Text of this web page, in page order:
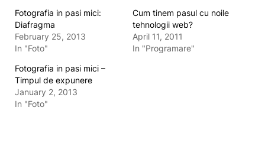
Fotografia in pasi mici:
Diafragma
February 25, 2013
In "Foto"
Cum tinem pasul cu noile
tehnologii web?
April 11, 2011
In "Programare"
Fotografia in pasi mici –
Timpul de expunere
January 2, 2013
In "Foto"